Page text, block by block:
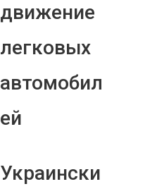
движение
легковых
автомобил
ей
Украински